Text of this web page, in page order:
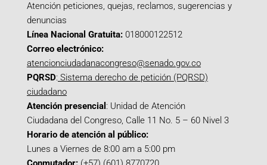
Atención peticiones, quejas, reclamos, sugerencias y
denuncias
Línea Nacional Gratuita: 018000122512
Correo electrónico:
atencionciudadanacongreso@senado.gov.co
PQRSD: Sistema derecho de petición (PQRSD)
ciudadano
Atención presencial : Unidad de Atención
Ciudadana del Congreso, Calle 11 No. 5 – 60 Nivel 3
Horario de atención al público:
Lunes a Viernes de 8:00 am a 5:00 pm